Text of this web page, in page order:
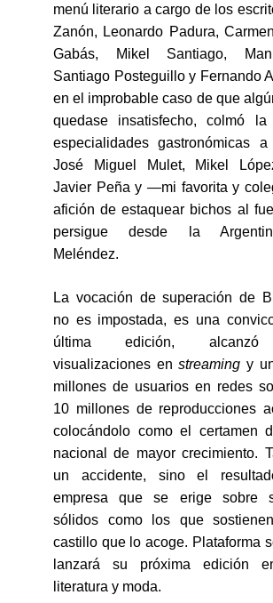
menú literario a cargo de los
Zanón, Leonardo Padura,
Gabás, Mikel Santiago,
Santiago Posteguillo y Fernando
en el improbable caso de que
quedase insatisfecho, colmó
especialidades gastronómicas
José Miguel Mulet, Mikel
Javier Peña y —mi favorita y
afición de estaquear bichos al
persigue desde la
Meléndez.
La vocación de superación de
no es impostada, es una
última edición, alcanzó
visualizaciones enstreaming y
millones de usuarios en redes
10 millones de reproducciones
colocándolo como el certamen
nacional de mayor crecimiento.
un accidente, sino el
empresa que se erige sobre
sólidos como los que
castillo que lo acoge. Plataforma
lanzará su próxima edición
literatura y moda.